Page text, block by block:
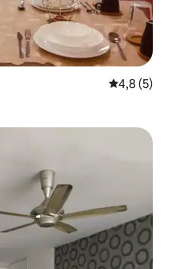
Prosječna
4,8 (5)